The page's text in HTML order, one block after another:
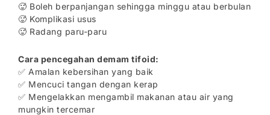
🥵 Boleh berpanjangan sehingga minggu atau berbulan
🥵 Komplikasi usus
🥵 Radang paru-paru
Cara pencegahan demam tifoid:
✅ Amalan kebersihan yang baik
✅ Mencuci tangan dengan kerap
✅ Mengelakkan mengambil makanan atau air yang
mungkin tercemar